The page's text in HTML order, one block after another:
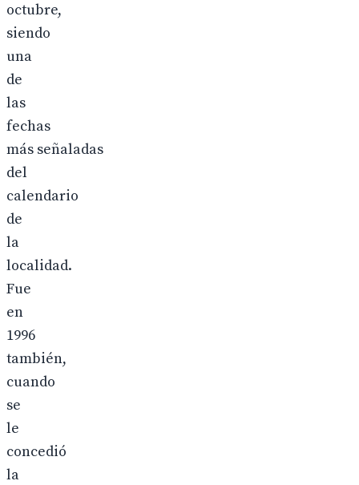
octubre,
siendo
una
de
las
fechas
más señaladas
del
calendario
de
la
localidad.
Fue
en
1996
también,
cuando
se
le
concedió
la